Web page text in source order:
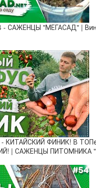
САЖЕНЦЫ "МЕГАСАД" |
КИТАЙСКИЙ ФИНИК! В
| САЖЕНЦЫ ПИТОМНИКА